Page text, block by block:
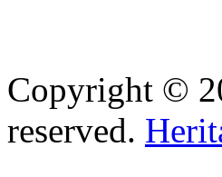
Copyright ©
reserved.